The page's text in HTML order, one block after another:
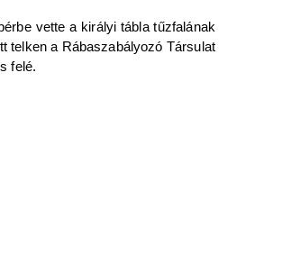
vette a királyi tábla tűzfalának
telken a Rábaszabályozó Társulat
felé.